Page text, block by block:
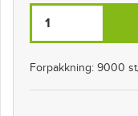
Forpakkning: 9000